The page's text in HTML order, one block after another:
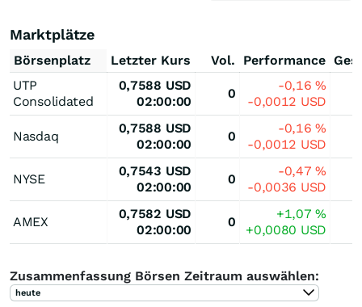
Marktplätze
Börsenplatz Letzter Kurs Vol. Performance
UTP
Consolidated
0,7588 USD
02:00:00
0
-0,16%
-0,0012 USD
Nasdaq
0,7588 USD
02:00:00
0
-0,16%
-0,0012 USD
NYSE
0,7543 USD
02:00:00
0
-0,47%
-0,0036 USD
AMEX
0,7582 USD
02:00:00
0
+1,07%
+0,0080 USD
Zusammenfassung Börsen Zeitraum auswählen:
heute